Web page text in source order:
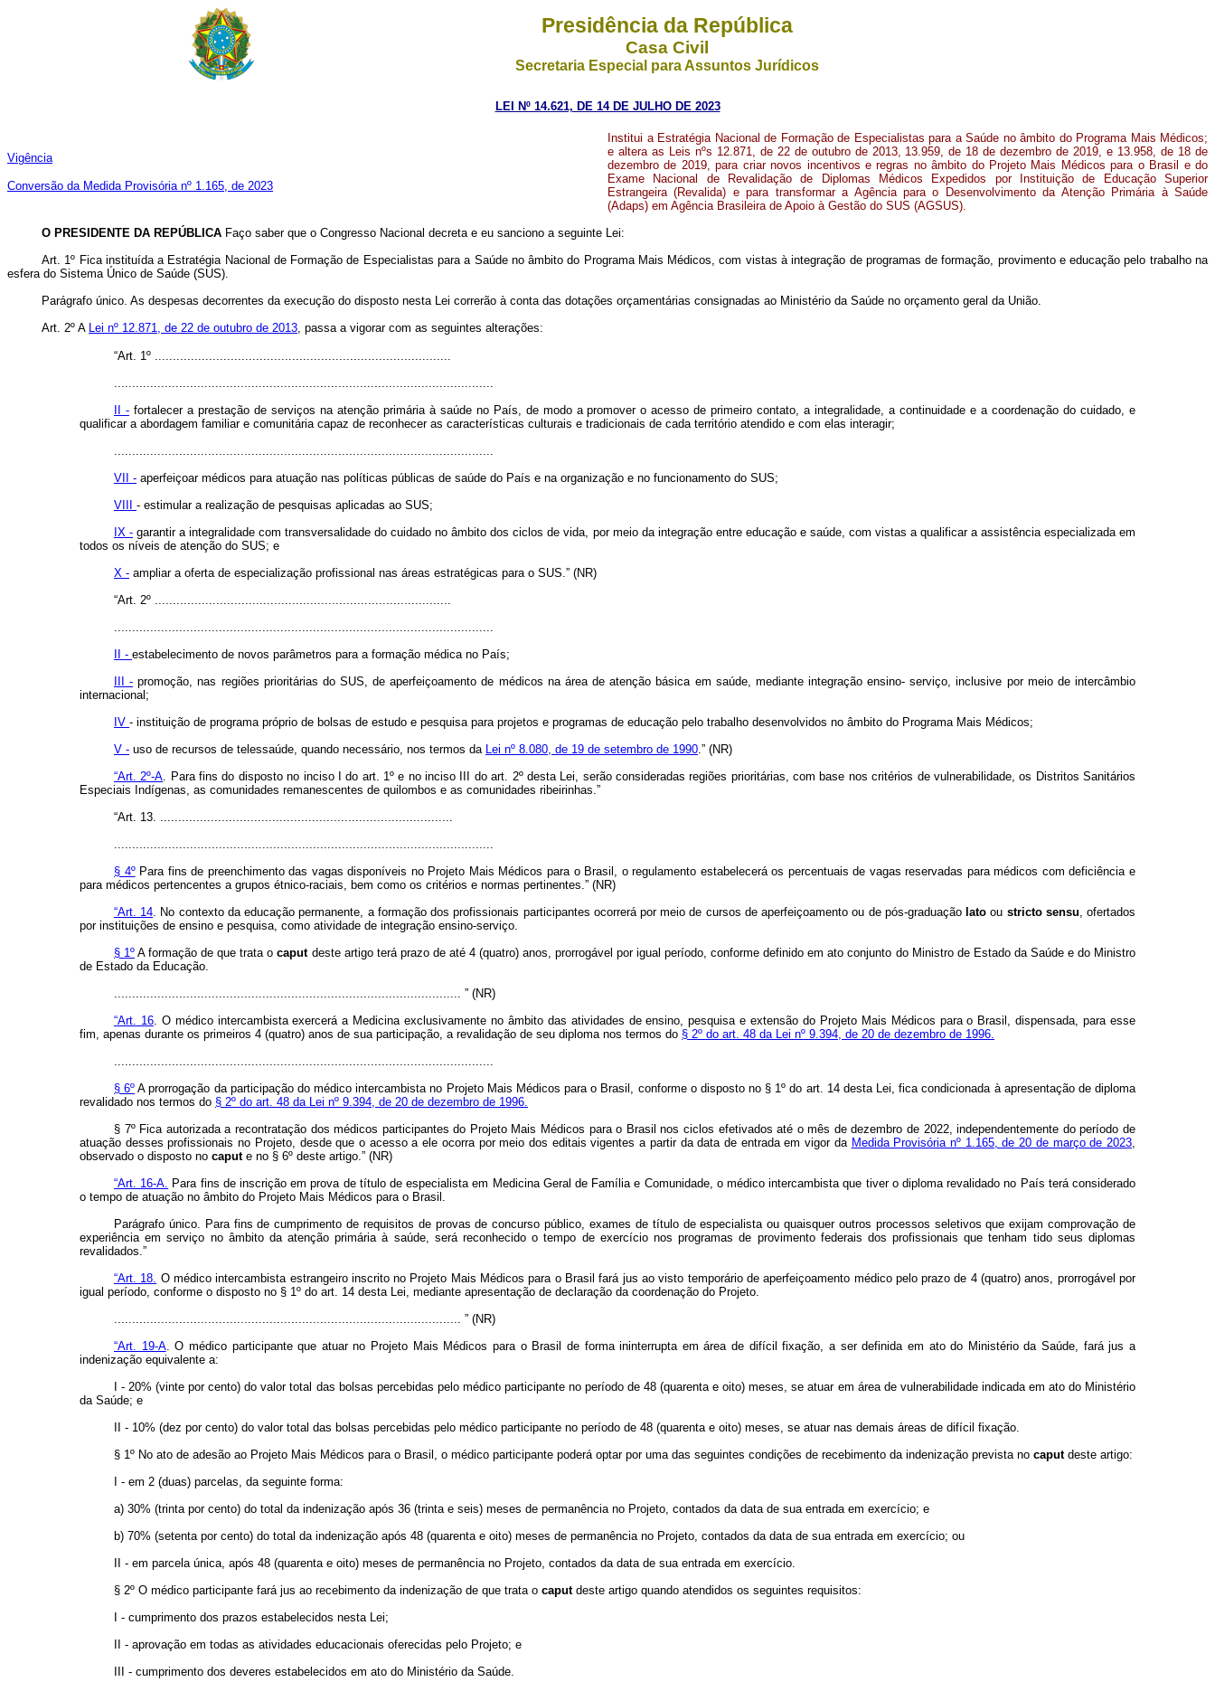
Presidência da República
Casa Civil
Secretaria Especial para Assuntos Jurídicos
LEI Nº 14.621, DE 14 DE JULHO DE 2023
Vigência
Conversão da Medida Provisória nº 1.165, de 2023
Institui a Estratégia Nacional de Formação de Especialistas para a Saúde no âmbito do Programa Mais Médicos;
e altera as Leis nºs 12.871, de 22 de outubro de 2013, 13.959, de 18 de dezembro de 2019, e 13.958, de 18 de
dezembro de 2019, para criar novos incentivos e regras no âmbito do Projeto Mais Médicos para o Brasil e do
Exame Nacional de Revalidação de Diplomas Médicos Expedidos por Instituição de Educação Superior
Estrangeira (Revalida) e para transformar a Agência para o Desenvolvimento da Atenção Primária à Saúde
(Adaps) em Agência Brasileira de Apoio à Gestão do SUS (AGSUS).
O PRESIDENTE DA REPÚBLICA Faço saber que o Congresso Nacional decreta e eu sanciono a seguinte Lei:
Art. 1º Fica instituída a Estratégia Nacional de Formação de Especialistas para a Saúde no âmbito do Programa Mais Médicos, com vistas à integração de programas de formação, provimento e educação pelo trabalho na
esfera do Sistema Único de Saúde (SUS).
Parágrafo único. As despesas decorrentes da execução do disposto nesta Lei correrão à conta das dotações orçamentárias consignadas ao Ministério da Saúde no orçamento geral da União.
Art. 2º A Lei nº 12.871, de 22 de outubro de 2013, passa a vigorar com as seguintes alterações:
“Art. 1º ..................................................................................
.........................................................................................................
II -fortalecer a prestação de serviços na atenção primária à saúde no País, de modo a promover o acesso de primeiro contato, a integralidade, a continuidade e a coordenação do cuidado, e
qualificar a abordagem familiar e comunitária capaz de reconhecer as características culturais e tradicionais de cada território atendido e com elas interagir;
.........................................................................................................
VII - aperfeiçoar médicos para atuação nas políticas públicas de saúde do País e na organização e no funcionamento do SUS;
VIII - estimular a realização de pesquisas aplicadas ao SUS;
IX - garantir a integralidade com transversalidade do cuidado no âmbito dos ciclos de vida, por meio da integração entre educação e saúde, com vistas a qualificar a assistência especializada em
todos os níveis de atenção do SUS; e
X - ampliar a oferta de especialização profissional nas áreas estratégicas para o SUS.” (NR)
“Art. 2º ..................................................................................
.........................................................................................................
II - estabelecimento de novos parâmetros para a formação médica no País;
III - promoção, nas regiões prioritárias do SUS, de aperfeiçoamento de médicos na área de atenção básica em saúde, mediante integração ensino- serviço, inclusive por meio de intercâmbio
internacional;
IV - instituição de programa próprio de bolsas de estudo e pesquisa para projetos e programas de educação pelo trabalho desenvolvidos no âmbito do Programa Mais Médicos;
V - uso de recursos de telessaúde, quando necessário, nos termos da Lei nº 8.080, de 19 de setembro de 1990.” (NR)
“Art. 2º-A. Para fins do disposto no inciso I do art. 1º e no inciso III do art. 2º desta Lei, serão consideradas regiões prioritárias, com base nos critérios de vulnerabilidade, os Distritos Sanitários
Especiais Indígenas, as comunidades remanescentes de quilombos e as comunidades ribeirinhas.”
“Art. 13. .................................................................................
.........................................................................................................
§ 4ºPara fins de preenchimento das vagas disponíveis no Projeto Mais Médicos para o Brasil, o regulamento estabelecerá os percentuais de vagas reservadas para médicos com deficiência e
para médicos pertencentes a grupos étnico-raciais, bem como os critérios e normas pertinentes.” (NR)
“Art. 14. No contexto da educação permanente, a formação dos profissionais participantes ocorrerá por meio de cursos de aperfeiçoamento ou de pós-graduação lato ou stricto sensu, ofertados
por instituições de ensino e pesquisa, como atividade de integração ensino-serviço.
§ 1º A formação de que trata ocaputdeste artigo terá prazo de até 4 (quatro) anos, prorrogável por igual período, conforme definido em ato conjunto do Ministro de Estado da Saúde e do Ministro
de Estado da Educação.
................................................................................................ ” (NR)
“Art. 16. O médico intercambista exercerá a Medicina exclusivamente no âmbito das atividades de ensino, pesquisa e extensão do Projeto Mais Médicos para o Brasil, dispensada, para esse
fim, apenas durante os primeiros 4 (quatro) anos de sua participação, a revalidação de seu diploma nos termos do § 2º do art. 48 da Lei nº 9.394, de 20 de dezembro de 1996.
.........................................................................................................
§ 6º A prorrogação da participação do médico intercambista no Projeto Mais Médicos para o Brasil, conforme o disposto no § 1º do art. 14 desta Lei, fica condicionada à apresentação de diploma
revalidado nos termos do § 2º do art. 48 da Lei nº 9.394, de 20 de dezembro de 1996.
§ 7º Fica autorizada a recontratação dos médicos participantes do Projeto Mais Médicos para o Brasil nos ciclos efetivados até o mês de dezembro de 2022, independentemente do período de
atuação desses profissionais no Projeto, desde que o acesso a ele ocorra por meio dos editais vigentes a partir da data de entrada em vigor da Medida Provisória nº 1.165, de 20 de março de 2023,
observado o disposto no capute no § 6º deste artigo.” (NR)
“Art. 16-A. Para fins de inscrição em prova de título de especialista em Medicina Geral de Família e Comunidade, o médico intercambista que tiver o diploma revalidado no País terá considerado
o tempo de atuação no âmbito do Projeto Mais Médicos para o Brasil.
Parágrafo único. Para fins de cumprimento de requisitos de provas de concurso público, exames de título de especialista ou quaisquer outros processos seletivos que exijam comprovação de
experiência em serviço no âmbito da atenção primária à saúde, será reconhecido o tempo de exercício nos programas de provimento federais dos profissionais que tenham tido seus diplomas
revalidados.”
“Art. 18. O médico intercambista estrangeiro inscrito no Projeto Mais Médicos para o Brasil fará jus ao visto temporário de aperfeiçoamento médico pelo prazo de 4 (quatro) anos, prorrogável por
igual período, conforme o disposto no § 1º do art. 14 desta Lei, mediante apresentação de declaração da coordenação do Projeto.
................................................................................................ ” (NR)
“Art. 19-A. O médico participante que atuar no Projeto Mais Médicos para o Brasil de forma ininterrupta em área de difícil fixação, a ser definida em ato do Ministério da Saúde, fará jus a
indenização equivalente a:
I - 20% (vinte por cento) do valor total das bolsas percebidas pelo médico participante no período de 48 (quarenta e oito) meses, se atuar em área de vulnerabilidade indicada em ato do Ministério
da Saúde; e
II - 10% (dez por cento) do valor total das bolsas percebidas pelo médico participante no período de 48 (quarenta e oito) meses, se atuar nas demais áreas de difícil fixação.
§ 1º No ato de adesão ao Projeto Mais Médicos para o Brasil, o médico participante poderá optar por uma das seguintes condições de recebimento da indenização prevista no caputdeste artigo:
I - em 2 (duas) parcelas, da seguinte forma:
a) 30% (trinta por cento) do total da indenização após 36 (trinta e seis) meses de permanência no Projeto, contados da data de sua entrada em exercício; e
b) 70% (setenta por cento) do total da indenização após 48 (quarenta e oito) meses de permanência no Projeto, contados da data de sua entrada em exercício; ou
II - em parcela única, após 48 (quarenta e oito) meses de permanência no Projeto, contados da data de sua entrada em exercício.
§ 2º O médico participante fará jus ao recebimento da indenização de que trata o caputdeste artigo quando atendidos os seguintes requisitos:
I - cumprimento dos prazos estabelecidos nesta Lei;
II - aprovação em todas as atividades educacionais oferecidas pelo Projeto; e
III - cumprimento dos deveres estabelecidos em ato do Ministério da Saúde.